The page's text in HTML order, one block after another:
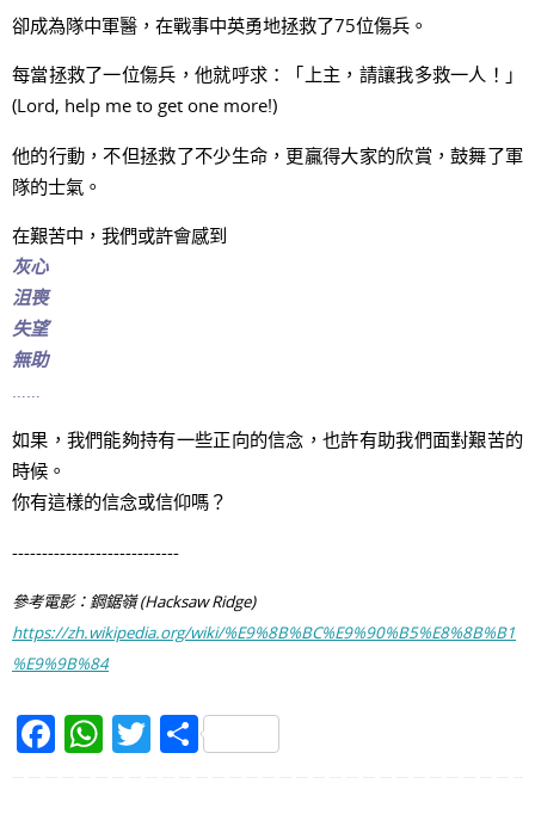
卻成為隊中軍醫，在戰事中英勇地拯救了75位傷兵。
每當拯救了一位傷兵，他就呼求：「上主，請讓我多救一人！」
(Lord, help me to get one more!)
他的行動，不但拯救了不少生命，更贏得大家的欣賞，鼓舞了軍
隊的士氣。
在艱苦中，我們或許會感到
灰心
沮喪
失望
無助
……
如果，我們能夠持有一些正向的信念，也許有助我們面對艱苦的
時候。
你有這樣的信念或信仰嗎？
----------------------------
參考電影：鋼鋸嶺 (Hacksaw Ridge)
https://zh.wikipedia.org/wiki/%E9%8B%BC%E9%90%B5%E8%8B%B1
%E9%9B%84
F W T S